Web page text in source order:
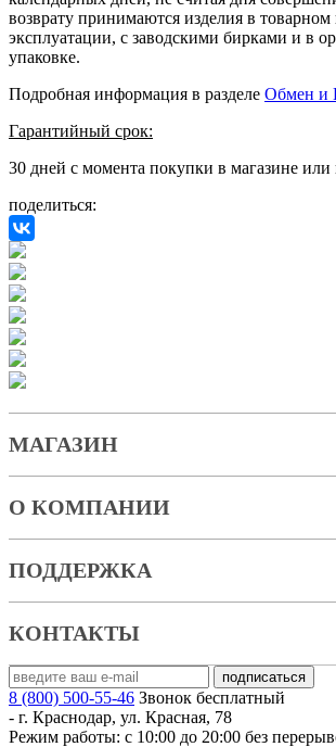
возврату принимаются изделия в товарном
эксплуатации, с заводскими бирками и в
упаковке.
Подробная информация в разделе Обмен и
Гарантийный срок:
30 дней с момента покупки в магазине или
поделиться:
МАГАЗИН
О КОМПАНИИ
ПОДДЕРЖКА
КОНТАКТЫ
8 (800) 500-55-46 Звонок бесплатный
- г. Краснодар, ул. Красная, 78
Режим работы: с 10:00 до 20:00 без